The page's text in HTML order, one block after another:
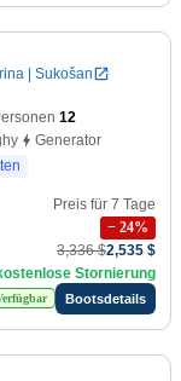
| Sukošan
12
Generator
Preis für 7 Tage
− 24%
3,336 $2,535 $
Stornierung
Bootsdetails